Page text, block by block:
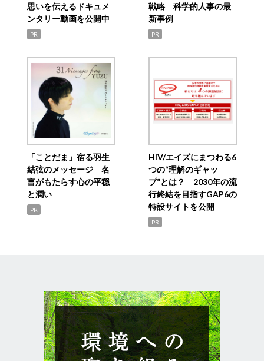
思いを伝えるドキュメ
ンタリー動画を公開中
PR
戦略 科学的人事の最
新事例
PR
「ことだま」宿る羽生
結弦のメッセージ 名
言がもたらす心の平穏
と潤い
PR
HIV/エイズにまつわる6
つの“理解のギャッ
プ”とは？ 2030年の流
行終結を目指すGAP6の
特設サイトを公開
PR